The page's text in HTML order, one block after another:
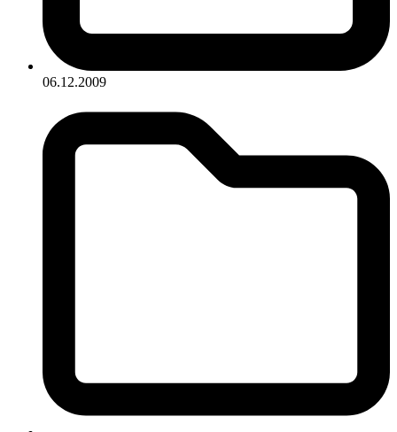
06.12.2009